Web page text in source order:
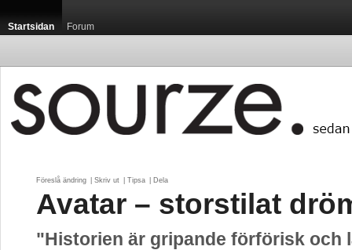
Startsidan Forum
Föreslå ändring Skriv ut Tipsa Dela
Avatar – storstilat
"Historien är gripande förförisk och